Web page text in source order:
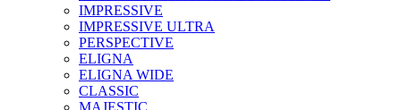
IMPRESSIVE
IMPRESSIVE ULTRA
PERSPECTIVE
ELIGNA
ELIGNA WIDE
CLASSIC
MAJESTIC